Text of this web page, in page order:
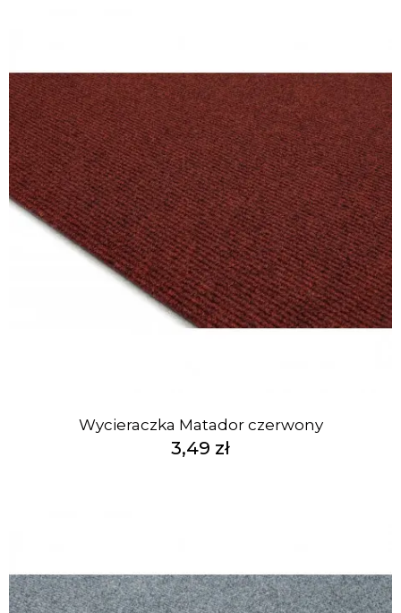
Wycieraczka Matador czerwony
3,49 zł